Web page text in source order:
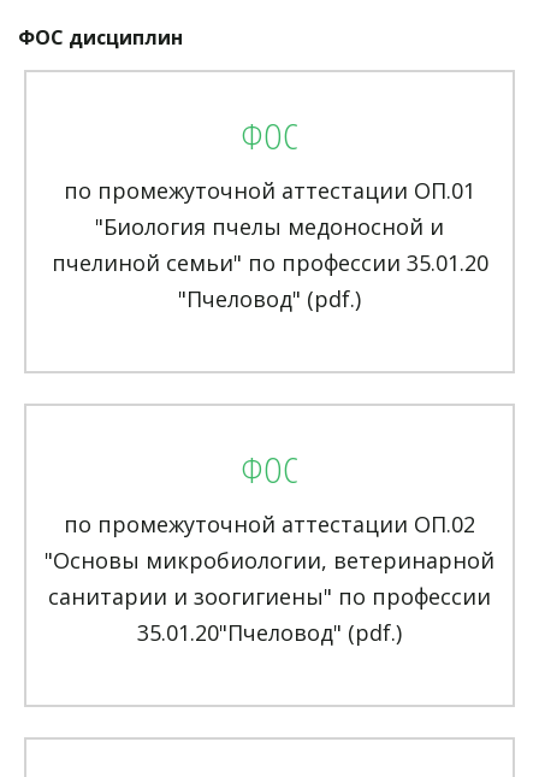
ФОС дисциплин
ФОС
по промежуточной аттестации ОП.01
"Биология пчелы медоносной и
пчелиной семьи" по профессии 35.01.20
"Пчеловод" (pdf.)
ФОС
по промежуточной аттестации ОП.02
"Основы микробиологии, ветеринарной
санитарии и зоогигиены" по профессии
35.01.20"Пчеловод" (pdf.)